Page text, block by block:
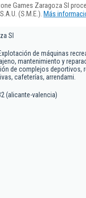
Games Zaragoza Sl
(S.M.E.). Más
Sl
de máquinas
mantenimiento y
de complejos deportivos,
cafeterías, arrendami.
(alicante-valencia)